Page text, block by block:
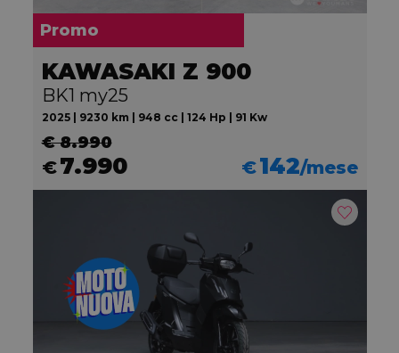
Promo
KAWASAKI Z 900
BK1 my25
2025 | 9230 km | 948 cc | 124 Hp | 91 Kw
€ 8.990
€7.990 €142/mese